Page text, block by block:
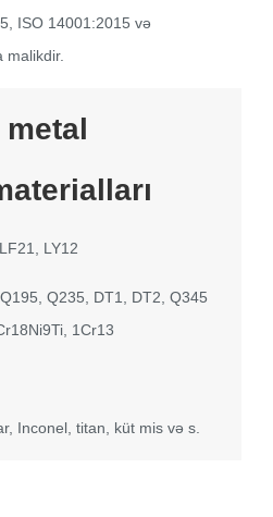
ISO 14001:2015 və
malikdir.
LY12
Q235, DT1, DT2, Q345
1Cr13
Inconel, titan, küt mis və s.